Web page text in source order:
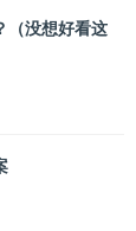
（没想好看这